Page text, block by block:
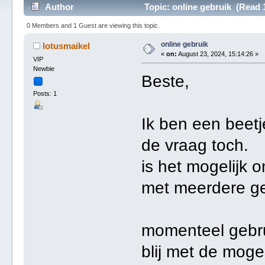
Author Topic: online gebruik (Read
0 Members and 1 Guest are viewing this topic.
lotusmaikel
VIP
Newbie
Posts: 1
online gebruik
« on: August 23, 2024, 15:14:26 »
Beste,
Ik ben een
de vraag toch.
is het mogelijk
met meerdere
momenteel
blij met de